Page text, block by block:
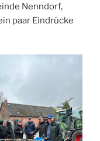
Nenndorf,
paar Eindrücke